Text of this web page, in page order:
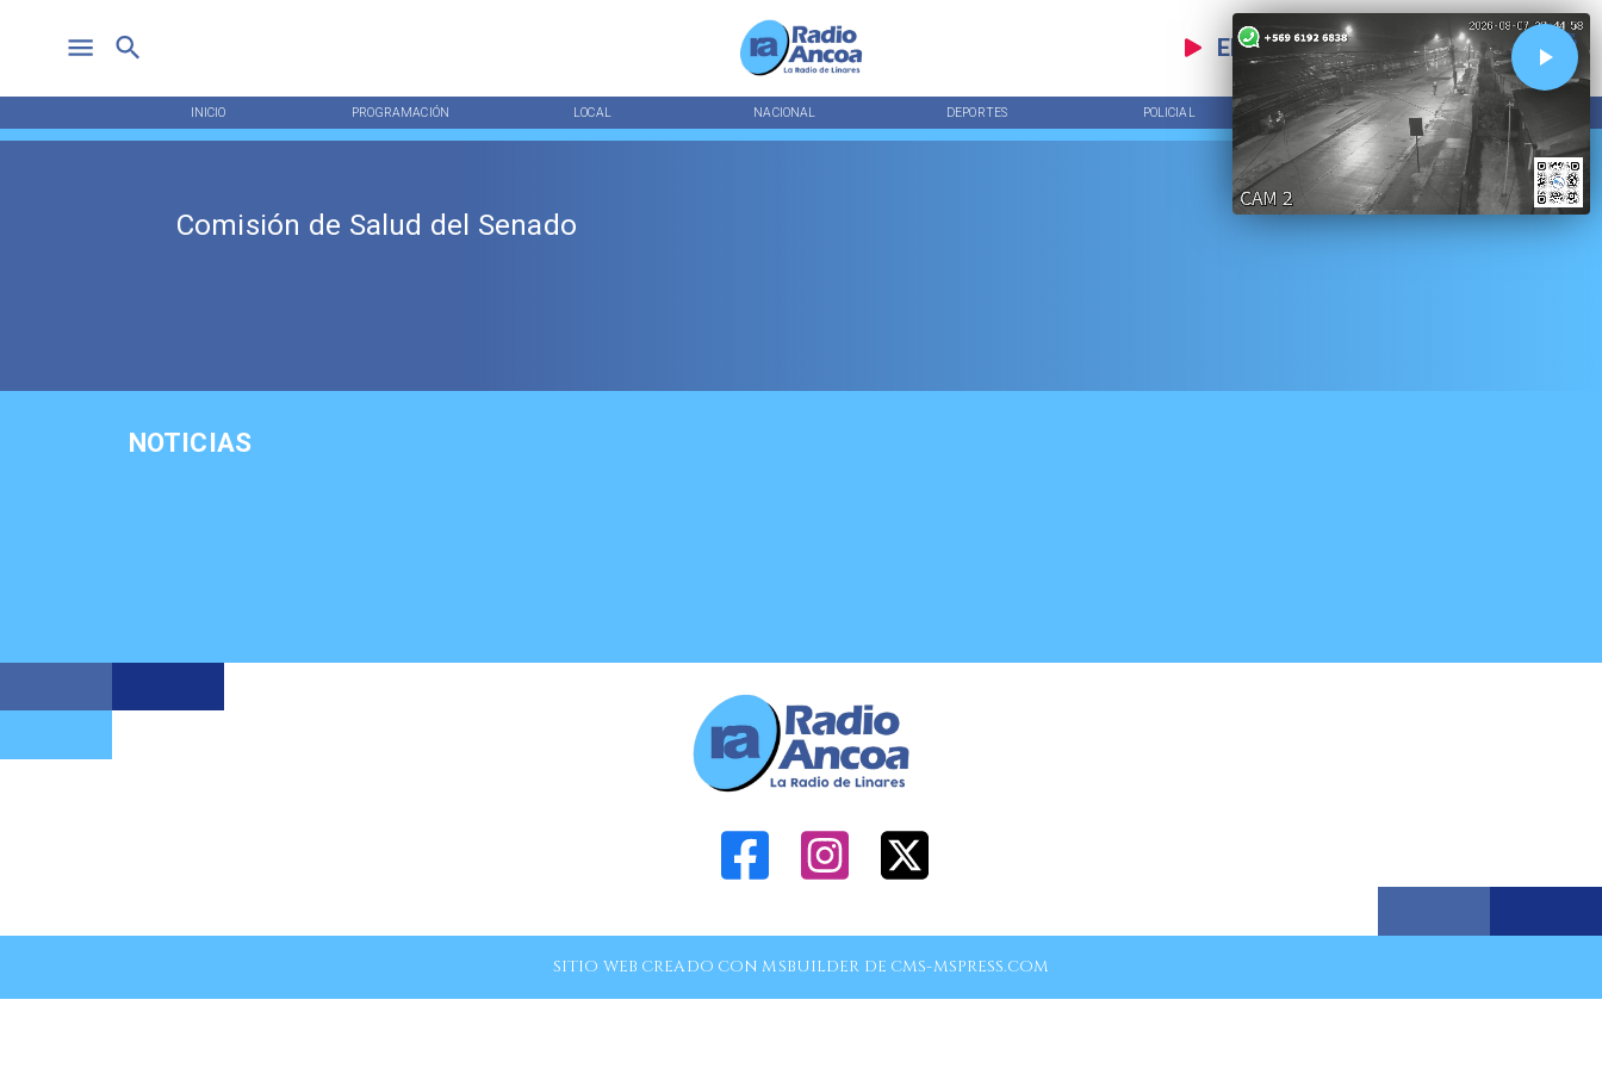
EN VIVO
INICIO PROGRAMACIÓN LOCAL NACIONAL DEPORTES POLICIAL TENDENCIAS
Comisión de Salud del Senado
NOTICIAS
SITIO WEB CREADO CON MSBUILDER DE CMS-MSPRESS.COM